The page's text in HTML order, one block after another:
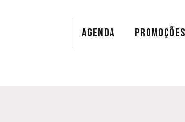
AGENDA PROMOÇÕES